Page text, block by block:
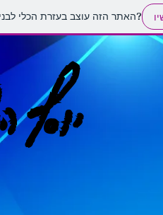
האתר הזה עוצב בעזרת הכלי. רוצים ליצור אתר משלכם?